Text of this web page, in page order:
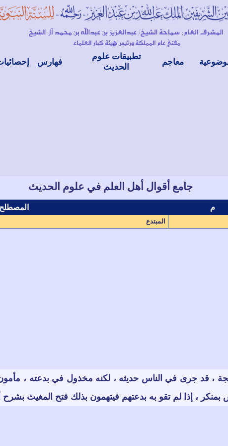
معاجم
تطبيقات علوم
الحديث
فهارس
جامع أقوال أهل العلم في علوم الحديث
م المصطلح
المبتدع
، قد جرى في الناس حديثه ، لكنه مخذول في بدعته ، مأمون
، إذا لم تقو به بدعتهم فيتهمون بذلك فتح المغيث بشرح